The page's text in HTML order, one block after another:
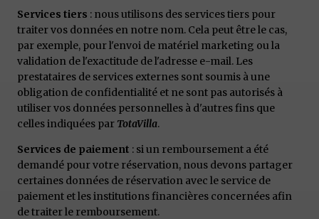
Services tiers : nous utilisons des services tiers pour
traiter vos données en notre nom. Cela peut être le cas,
par exemple, pour l'envoi de matériel marketing ou la
validation de l'exactitude de l'adresse e-mail. Les
prestataires de services externes sont soumis à une
obligation de confidentialité et ne sont pas autorisés à
utiliser vos données personnelles à d'autres fins que
celles indiquées par TotaVilla.
Services de paiement : si un remboursement a été
demandé pour votre réservation, nous devons partager
certaines données de réservation avec le service de
paiement et les institutions financières concernées afin
de traiter le remboursement.